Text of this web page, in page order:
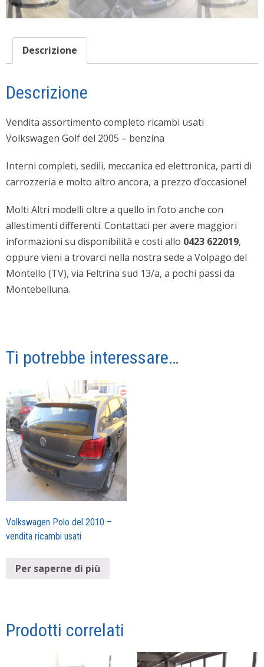
Descrizione
Descrizione
Vendita assortimento completo ricambi usati
Volkswagen Golf del 2005 – benzina
Interni completi, sedili, meccanica ed elettronica, parti di
carrozzeria e molto altro ancora, a prezzo d’occasione!
Molti Altri modelli oltre a quello in foto anche con
allestimenti differenti. Contattaci per avere maggiori
informazioni su disponibilità e costi allo 0423 622019,
oppure vieni a trovarci nella nostra sede a Volpago del
Montello (TV), via Feltrina sud 13/a, a pochi passi da
Montebelluna.
Ti potrebbe interessare…
Volkswagen Polo del 2010 –
vendita ricambi usati
Per saperne di più
Prodotti correlati